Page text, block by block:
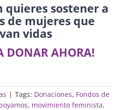
quieres sostener a
de mujeres que
vidas
DONAR AHORA!
| Tags: Donaciones, Fondos de
, movimiento feminista,